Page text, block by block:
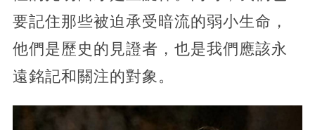
要記住那些被迫承受暗流的弱小生命，
他們是歷史的見證者，也是我們應該永
遠銘記和關注的對象。